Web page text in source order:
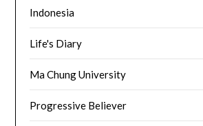
Indonesia
Life's Diary
Ma Chung University
Progressive Believer